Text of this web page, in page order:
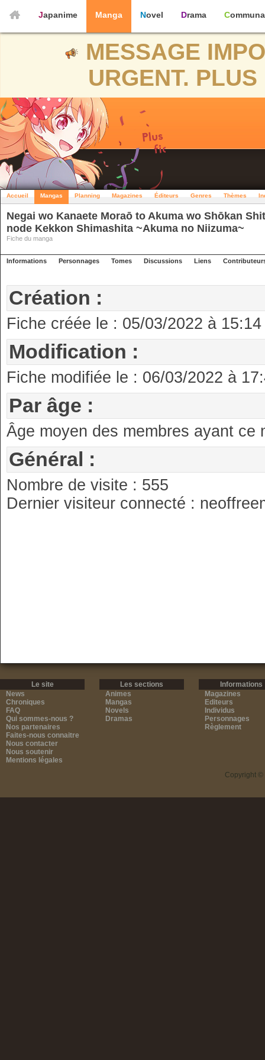
Japanime Manga Novel Drama
MESSAGE
URGENT.
Accueil Mangas Planning Magazines Éditeurs Genres Thèmes
Negai wo Kanaete Moraō to Akuma wo Shōkan
node Kekkon Shimashita ~Akuma no Niizuma~
Fiche du manga
Informations Personnages Tomes Discussions Liens
Création :
Fiche créée le : 05/03/2022 à
Modification :
Fiche modifiée le : 06/03/2022 à
Par âge :
Âge moyen des membres ayant
Général :
Nombre de visite : 555
Dernier visiteur connecté :
Le site
News
Chroniques
FAQ
Qui sommes-nous ?
Nos partenaires
Faites-nous connaitre
Nous contacter
Nous soutenir
Mentions légales
Les sections
Animes
Mangas
Novels
Dramas
Informations
Magazines
Editeurs
Individus
Personnages
Règlement
Copyright ©